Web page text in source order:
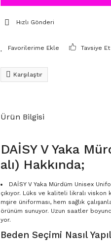
Hızlı Gönderi
Tavsiye Et
Karşılaştır
Ürün Bilgisi
DAİSY V Yaka
alı) Hakkında;
DAİSY V Yaka Mürdüm Unisex
çıkıyor. Lüks ve kaliteli likralı
mşire üniforması, hem sağlık
örünüm sunuyor. Uzun saatler
yor.
Beden Seçimi Nasıl